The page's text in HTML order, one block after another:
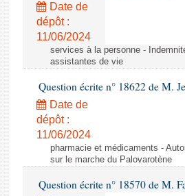
Date de
dépôt :
11/06/2024
services à la personne -
assistantes de vie
Question écrite n° 18622 de M.
Date de
dépôt :
11/06/2024
pharmacie et médicaments -
sur le marche du Palovarotène
Question écrite n° 18570 de M.